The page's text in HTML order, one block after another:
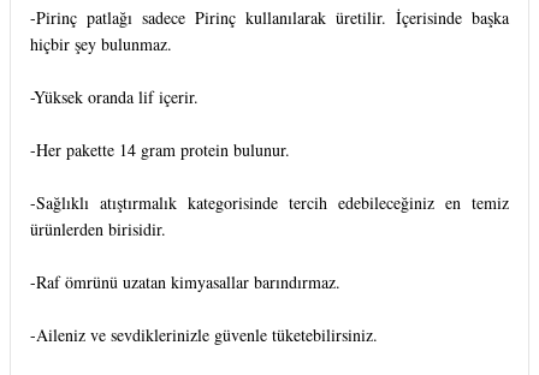
-Pirinç patlağı sadece Pirinç kullanılarak üretilir. İçerisinde başka
hiçbir şey bulunmaz.
-Yüksek oranda lif içerir.
-Her pakette 14 gram protein bulunur.
-Sağlıklı atıştırmalık kategorisinde tercih edebileceğiniz en temiz
ürünlerden birisidir.
-Raf ömrünü uzatan kimyasallar barındırmaz.
-Aileniz ve sevdiklerinizle güvenle tüketebilirsiniz.